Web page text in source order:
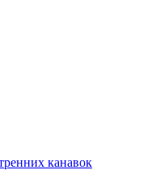
канавок